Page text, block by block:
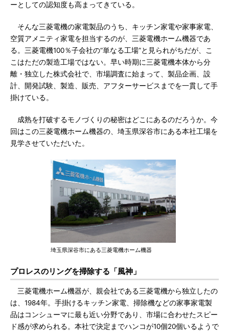
ーとしての認知度も高まってきている。
そんな三菱電機の家電製品のうち、キッチン家電や家事家電、
空質アメニティ家電を担当するのが、三菱電機ホーム機器であ
る。三菱電機100％子会社の“単なる工場”と見られがちだが、こ
こはただの製造工場ではない。早い時期に三菱電機本体から分
離・独立した株式会社で、市場調査に始まって、製品企画、設
計、開発試験、製造、販売、アフターサービスまでを一貫して手
掛けている。
成熟を打破するモノづくりの秘密はどこにあるのだろうか。今
回はこの三菱電機ホーム機器の、埼玉県深谷市にある本社工場を
見学させていただいた。
埼玉県深谷市にある三菱電機ホーム機器
プロレスのリングを掃除する「風神」
三菱電機ホーム機器が、親会社である三菱電機から独立したの
は、1984年。手掛けるキッチン家電、掃除機などの家事家電製
品はコンシューマに最も近い分野であり、市場に合わせたスピー
ド感が求められる。本社で決定までハンコが10個20個いるようで